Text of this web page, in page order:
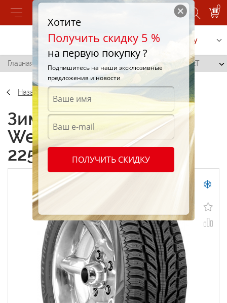
0
Позвонить Заказать услугу
Главная / Cooper Weather Master WSC 225/65 R17 102T
Назад
Зимние шины Cooper
Weather Master WSC
225/65 R17 102T
Хотите
Получить скидку 5 %
на первую покупку ?
Подпишитесь на наши эксклюзивные
предложения и новости
ПОЛУЧИТЬ СКИДКУ